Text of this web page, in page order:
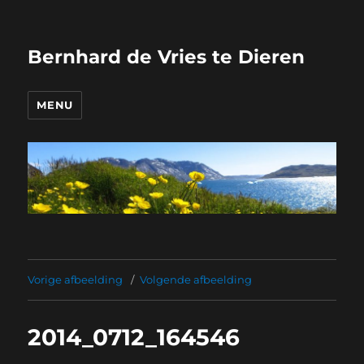
Bernhard de Vries te Dieren
MENU
Vorige afbeelding Volgende afbeelding
2014_0712_164546